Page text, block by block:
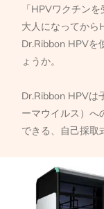
「HPVワクチン
大人になってから
Dr.Ribbon HPVを
ょうか。
Dr.Ribbon HPVは
ーマウイルス）へ
できる、自己採取